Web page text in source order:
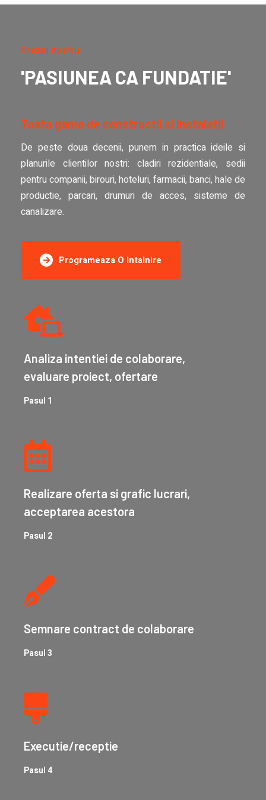
Crezul nostru
'PASIUNEA CA FUNDATIE'
Toata gama de constructii si instalatii
De peste doua decenii, punem in practica ideile si
planurile clientilor nostri: cladiri rezidentiale, sedii
pentru companii, birouri, hoteluri, farmacii, banci, hale de
productie, parcari, drumuri de acces, sisteme de
canalizare.
Programeaza O Intalnire
Analiza intentiei de colaborare,
evaluare proiect, ofertare
Pasul 1
Realizare oferta si grafic lucrari,
acceptarea acestora
Pasul 2
Semnare contract de colaborare
Pasul 3
Executie/receptie
Pasul 4